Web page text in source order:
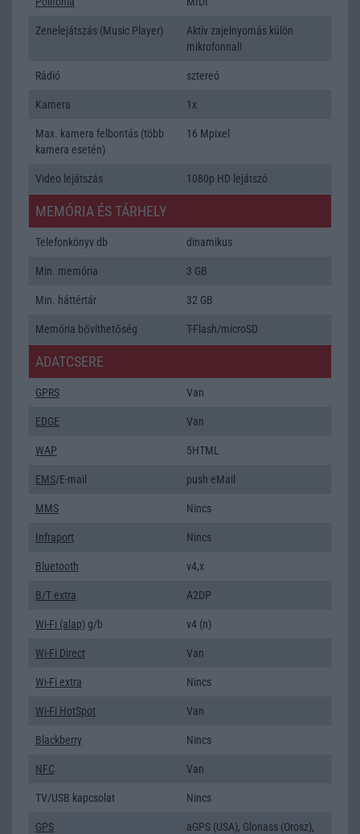
Zenelejátszás (Music Player)
Aktív zajelnyomás külön
mikrofonnal!
Rádió sztereó
Kamera 1x
Max. kamera felbontás (több
kamera esetén)
16 Mpixel
Video lejátszás 1080p HD lejátszó
MEMÓRIA ÉS TÁRHELY
Telefonkönyv db dinamikus
Min. memória 3 GB
Min. háttértár 32 GB
Memória bővíthetőség T-Flash/microSD
ADATCSERE
GPRS Van
EDGE Van
WAP 5HTML
EMS/E-mail push eMail
MMS Nincs
Infraport Nincs
Bluetooth v4,x
B/T extra A2DP
Wi-Fi (alap) g/b v4 (n)
Wi-Fi Direct Van
Wi-Fi extra Nincs
Wi-Fi HotSpot Van
Blackberry Nincs
NFC Van
TV/USB kapcsolat Nincs
GPS
aGPS (USA), Glonass (Orosz),